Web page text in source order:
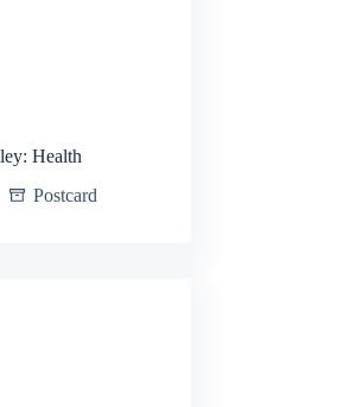
Health
Postcard